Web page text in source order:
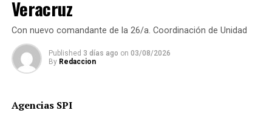
Morales García destacó que su responsabilidad como
Emiliano Zapata y Xalapa, cuya demarcación abarca 24
municipios, entre ellos Yecuatla y Juchique de Ferrer,
Veracruz
Con nuevo comandante de la 26/a. Coordinación de Unidad
Published 3 días ago on 03/08/2026
By Redaccion
Agencias SPI